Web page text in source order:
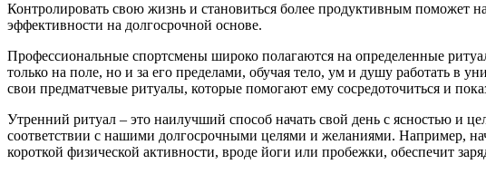
Контролировать свою жизнь и становиться более продуктивным поможет
эффективности на долгосрочной основе.
Профессиональные спортсмены широко полагаются на определенные
только на поле, но и за его пределами, обучая тело, ум и душу работать в
свои предматчевые ритуалы, которые помогают ему сосредоточиться и
Утренний ритуал – это наилучший способ начать свой день с ясностью и
соответствии с нашими долгосрочными целями и желаниями. Например,
короткой физической активности, вроде йоги или пробежки, обеспечит